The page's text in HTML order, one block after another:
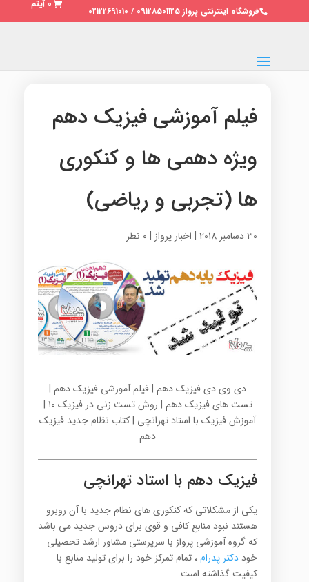
فروشگاه اینترنتی پرواز 09128501125 / 02122691010
0 آیتم
فیلم آموزشی فیزیک دهم
ویژه دهمی ها و کنکوری
ها (تجربی و ریاضی)
30 دسامبر 2018 | اخبار پرواز | 0 نظر
دی وی دی فیزیک دهم | فیلم آموزشی فیزیک دهم |
تست های فیزیک دهم | روش تست زنی در فیزیک ۱۰ |
آموزش فیزیک با استاد تهرانچی | کتاب نظام جدید فیزیک
دهم
فیزیک دهم با استاد تهرانچی
یکی از مشکلاتی که کنکوری های نظام جدید با آن روبرو
هستند نبود منابع کافی و قوی برای دروس جدید می باشد
که گروه آموزشی پرواز با سرپرستی مشاور ارشد تحصیلی
خود دکتر پدرام، تمام تمرکز خود را برای تولید منابع با
کیفیت گذاشته است.